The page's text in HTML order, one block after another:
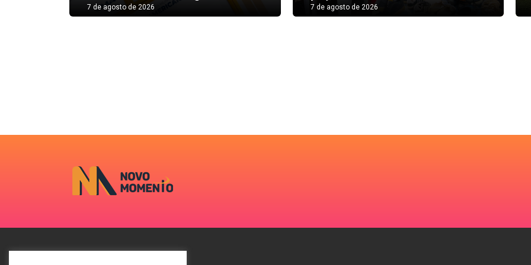
7 de agosto de 2026 7 de agosto de 2026